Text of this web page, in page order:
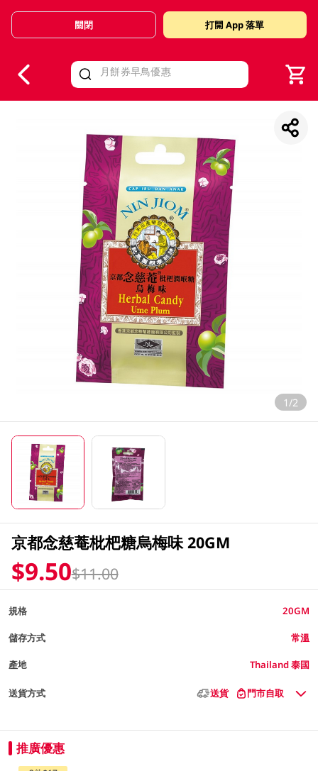
Valid Until 30 June 2026
關閉 打開 App 落單
1/2
京都念慈菴枇杷糖烏梅味 20GM
$9.50$11.00
規格 20GM
儲存方式 常溫
產地 Thailand 泰國
送貨方式 送貨 門市自取
推廣優惠